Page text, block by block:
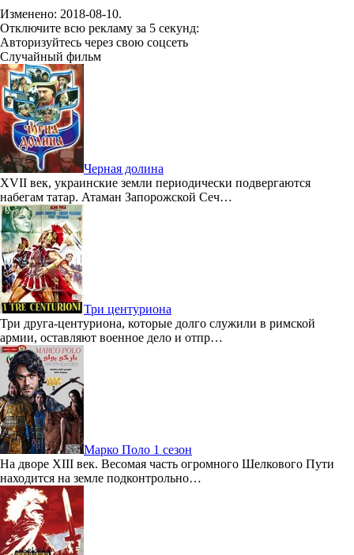
Изменено: 2018-08-10.
Отключите всю рекламу за 5 секунд:
Авторизуйтесь через свою соцсеть
Случайный фильм
Черная долина
XVII век, украинские земли периодически подвергаются
набегам татар. Атаман Запорожской Сеч…
Три центуриона
Три друга-центуриона, которые долго служили в римской
армии, оставляют военное дело и отпр…
Марко Поло 1 сезон
На дворе XIII век. Весомая часть огромного Шелкового Пути
находится на земле подконтрольно…